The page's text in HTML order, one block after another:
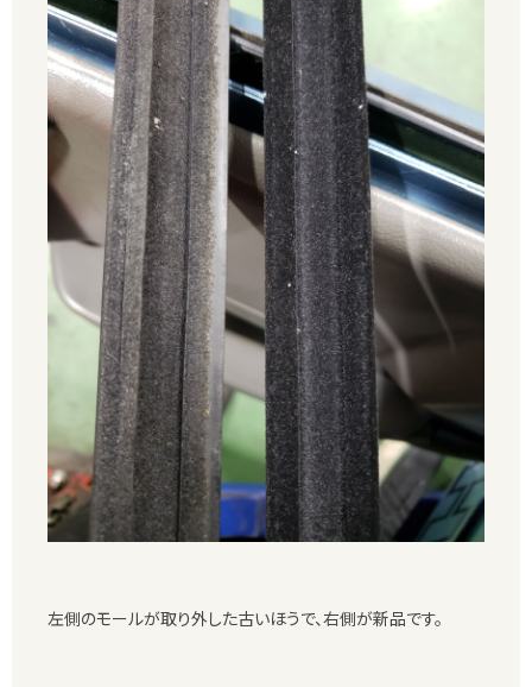
左側のモールが取り外した古いほうで、右側が新品です。